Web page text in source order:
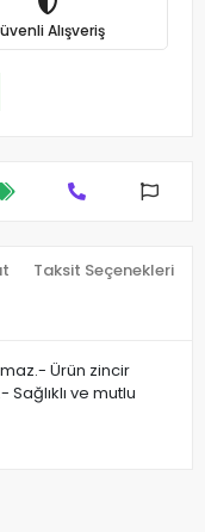
Alışveriş
Taksit Seçenekleri
Ürün zincir
ve mutlu